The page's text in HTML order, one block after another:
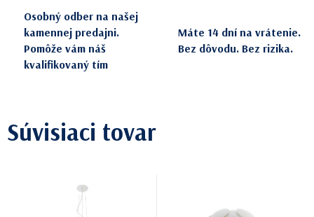
Osobný odber na našej
kamennej predajni.
Pomôže vám náš
kvalifikovaný tím
Máte 14 dní na vrátenie.
Bez dôvodu. Bez rizika.
Súvisiaci tovar